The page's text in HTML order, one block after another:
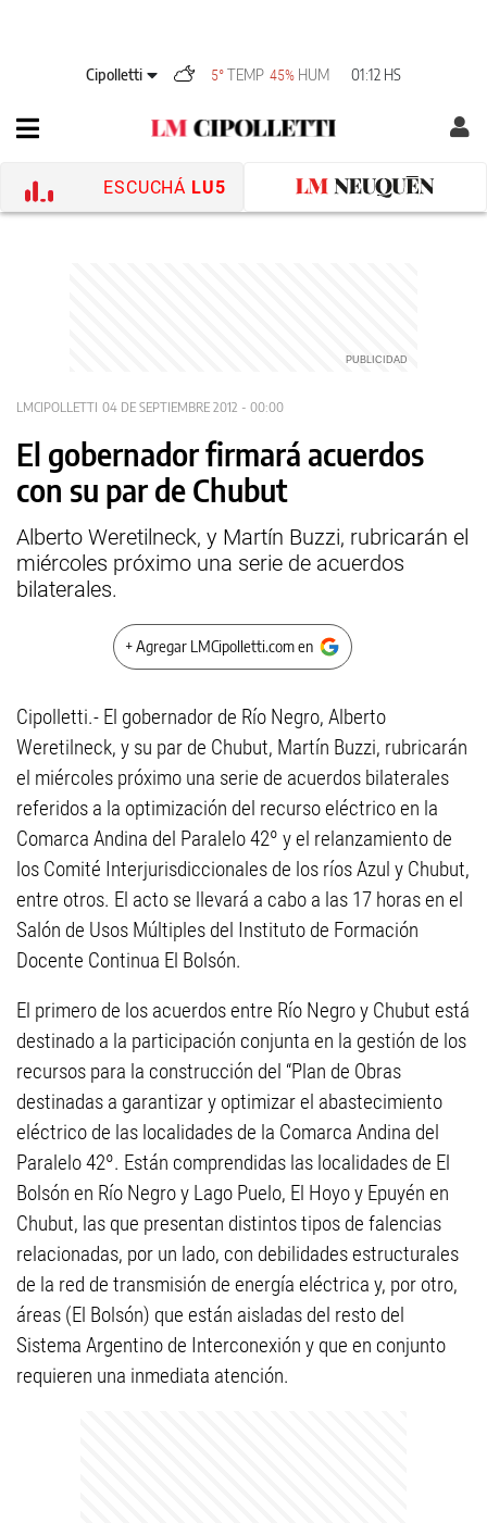
Cipolletti 5°TEMP 45% HUM 01:12 HS
ESCUCHÁ LU5
LMCIPOLLETTI 04 DE SEPTIEMBRE 2012 - 00:00
El gobernador firmará acuerdos
con su par de Chubut
Alberto Weretilneck, y Martín Buzzi, rubricarán el
miércoles próximo una serie de acuerdos
bilaterales.
+ Agregar LMCipolletti.com en
Cipolletti.- El gobernador de Río Negro, Alberto
Weretilneck, y su par de Chubut, Martín Buzzi, rubricarán
el miércoles próximo una serie de acuerdos bilaterales
referidos a la optimización del recurso eléctrico en la
Comarca Andina del Paralelo 42º y el relanzamiento de
los Comité Interjurisdiccionales de los ríos Azul y Chubut,
entre otros. El acto se llevará a cabo a las 17 horas en el
Salón de Usos Múltiples del Instituto de Formación
Docente Continua El Bolsón.
El primero de los acuerdos entre Río Negro y Chubut está
destinado a la participación conjunta en la gestión de los
recursos para la construcción del “Plan de Obras
destinadas a garantizar y optimizar el abastecimiento
eléctrico de las localidades de la Comarca Andina del
Paralelo 42º. Están comprendidas las localidades de El
Bolsón en Río Negro y Lago Puelo, El Hoyo y Epuyén en
Chubut, las que presentan distintos tipos de falencias
relacionadas, por un lado, con debilidades estructurales
de la red de transmisión de energía eléctrica y, por otro,
áreas (El Bolsón) que están aisladas del resto del
Sistema Argentino de Interconexión y que en conjunto
requieren una inmediata atención.